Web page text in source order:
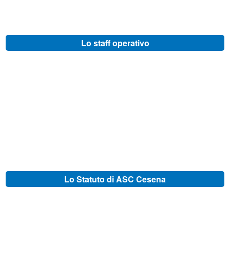
Lo staff operativo
Lo Statuto di ASC Cesena